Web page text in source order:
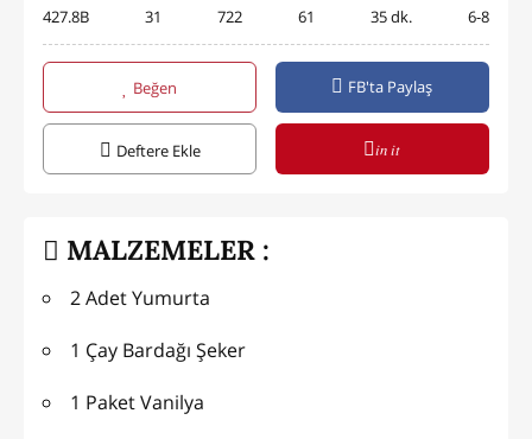
427.8B 31 722 61 35 dk. 6-8
Beğen FB'ta Paylaş
Deftere Ekle in it
MALZEMELER :
2 Adet Yumurta
1 Çay Bardağı Şeker
1 Paket Vanilya